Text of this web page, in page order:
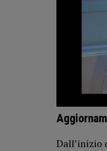
Dall’inizio